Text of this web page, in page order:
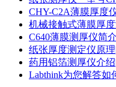
CHY-C2A薄膜厚度
机械接触式薄膜厚
C640薄膜测厚仪简
纸张厚度测定仪原
药用铝箔测厚仪介
Labthink为您解答如